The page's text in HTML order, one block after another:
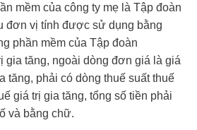
mềm của công ty mẹ là Tập đoàn
đơn vị tính được sử dụng bằng
phần mềm của Tập đoàn
tăng, ngoài dòng đơn giá là giá
tăng, phải có dòng thuế suất thuế
giá trị gia tăng, tổng số tiền phải
và bằng chữ.